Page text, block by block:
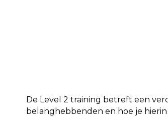
De Level 2 training betreft een
belanghebbenden en hoe je